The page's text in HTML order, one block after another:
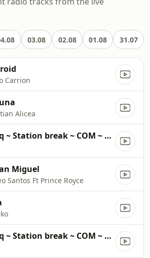
03.08 02.08 01.08 31.07
Carrion
Alicea
Wskq ~ Station break ~ COM ~ 30000
Miguel
Santos Ft Prince Royce
Wskq ~ Station break ~ COM ~ 59800